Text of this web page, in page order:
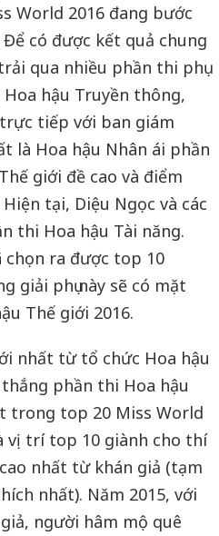
World 2016 đang bước
có được kết quả chung
qua nhiều phần thi phụ
hậu Truyền thông,
tiếp với ban giám
là Hoa hậu Nhân ái phần
giới đề cao và điểm
tại, Diệu Ngọc và các
thi Hoa hậu Tài năng.
chọn ra được top 10
giải phụ này sẽ có mặt
Thế giới 2016.
nhất từ tổ chức Hoa hậu
phần thi Hoa hậu
trong top 20 Miss World
vị trí top 10 giành cho thí
nhất từ khán giả (tạm
nhất). Năm 2015, với
người hâm mộ quê